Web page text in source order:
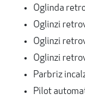
Oglinda
Oglinzi
Oglinzi
Oglinzi
Parbriz
Pilot